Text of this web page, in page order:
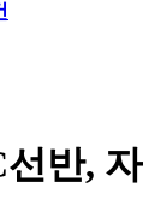
반,